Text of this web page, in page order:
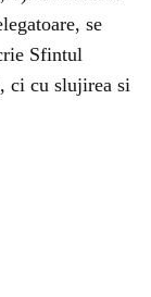
se
Sfintul
ci cu slujirea si